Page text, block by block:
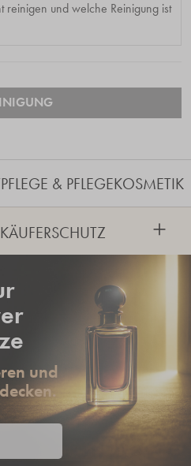
reinigen und welche Reinigung ist
& PFLEGEKOSMETIK
+
und